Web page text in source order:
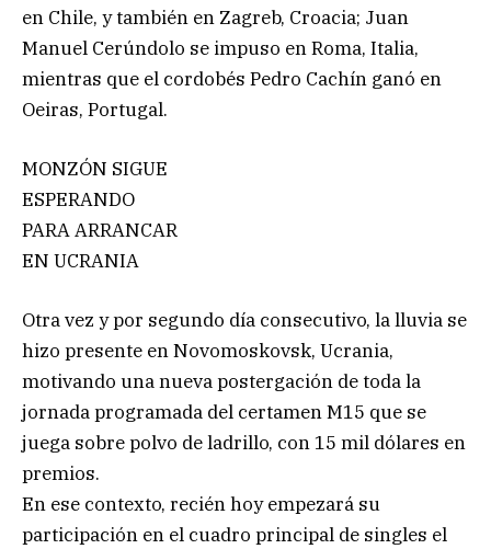
en Chile, y también en Zagreb, Croacia; Juan
Manuel Cerúndolo se impuso en Roma, Italia,
mientras que el cordobés Pedro Cachín ganó en
Oeiras, Portugal.
MONZÓN SIGUE
ESPERANDO
PARA ARRANCAR
EN UCRANIA
Otra vez y por segundo día consecutivo, la lluvia se
hizo presente en Novomoskovsk, Ucrania,
motivando una nueva postergación de toda la
jornada programada del certamen M15 que se
juega sobre polvo de ladrillo, con 15 mil dólares en
premios.
En ese contexto, recién hoy empezará su
participación en el cuadro principal de singles el